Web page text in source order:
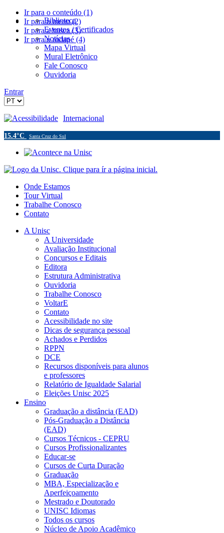
Ir para o conteúdo (1)
Ir para o menu (2)
Ir para a busca (3)
Ir para o rodapé (4)
Biblioteca
Eventos / Certificados
Notícias
Mapa Virtual
Mural Eletrônico
Fale Conosco
Ouvidoria
Entrar
Acessibilidade Internacional
15.4°C Santa Cruz do Sul
Onde Estamos
Tour Virtual
Trabalhe Conosco
Contato
A Unisc
A Universidade
Avaliação Institucional
Concursos e Editais
Editora
Estrutura Administrativa
Ouvidoria
Trabalhe Conosco
VoltarE
Contato
Acessibilidade no site
Dicas de segurança pessoal
Achados e Perdidos
RPPN
DCE
Recursos disponíveis para alunos
e professores
Relatório de Igualdade Salarial
Eleições Unisc 2025
Ensino
Graduação a distância (EAD)
Pós-Graduação a Distância
(EAD)
Cursos Técnicos - CEPRU
Cursos Profissionalizantes
Educar-se
Cursos de Curta Duração
Graduação
MBA, Especialização e
Aperfeiçoamento
Mestrado e Doutorado
UNISC Idiomas
Todos os cursos
Núcleo de Apoio Acadêmico